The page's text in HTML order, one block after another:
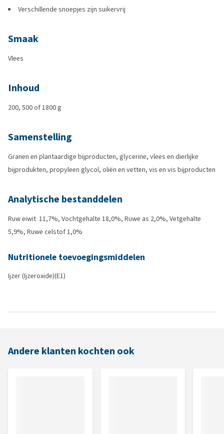
Verschillende snoepjes zijn suikervrij
Smaak
Vlees
Inhoud
200, 500 of 1800 g
Samenstelling
Granen en plantaardige bijproducten, glycerine, vlees en dierlijke
bijprodukten, propyleen glycol, oliën en vetten, vis en vis bijproducten
Analytische bestanddelen
Ruw eiwit 11,7%, Vochtgehalte 18,0%, Ruwe as 2,0%, Vetgehalte
5,9%, Ruwe celstof 1,0%
Nutritionele toevoegingsmiddelen
Ijzer (Ijzeroxide)(E1)
Andere klanten kochten ook